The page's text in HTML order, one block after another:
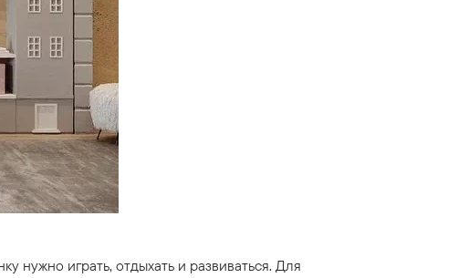
нужно играть, отдыхать и развиваться. Для